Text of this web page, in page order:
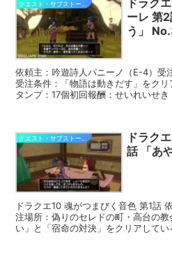
クエスト・サブストーリー攻略
ドラク
ーレ 第
う」
依頼主：吟遊詩人パニーノ（E-4）受
受注条件：「物語は動きだす」をク
タンプ：17個初回報酬：せいれいせ
ドラク
話 「あ
ドラクエ10 魂がつまびく音色 第1話
注場所：偽りのセレドの町・高台の
い」と「宿命の対決」をクリアして